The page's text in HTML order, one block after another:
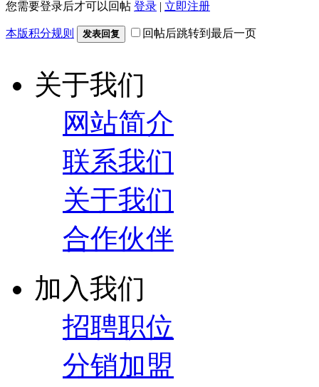
您需要登录后才可以回帖 登录 | 立即注册
本版积分规则 发表回复 回帖后跳转到最后一页
关于我们
网站简介
联系我们
关于我们
合作伙伴
加入我们
招聘职位
分销加盟